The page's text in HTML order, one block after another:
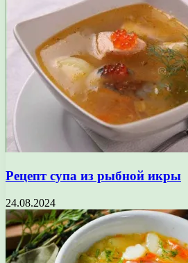
Рецепт супа из рыбной икры
24.08.2024